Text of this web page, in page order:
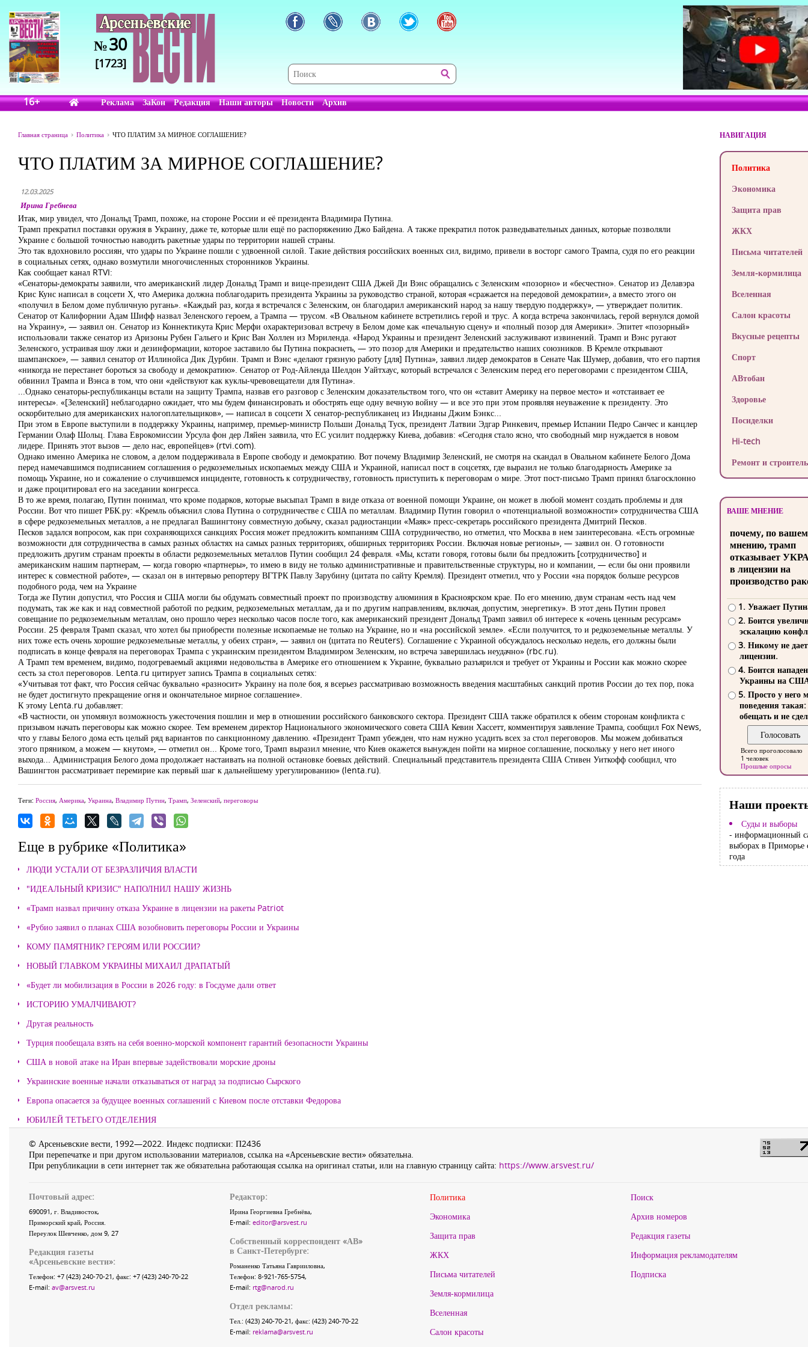
№30
[1723]
16+ Реклама ЗаКон Редакция Наши авторы Новости Архив
Главная страница Политика ЧТО ПЛАТИМ ЗА МИРНОЕ СОГЛАШЕНИЕ?
ЧТО ПЛАТИМ ЗА МИРНОЕ СОГЛАШЕНИЕ?
12.03.2025
Ирина Гребнева
Итак, мир увидел, что Дональд Трамп, похоже, на стороне России и её президента Владимира Путина.
Трамп прекратил поставки оружия в Украину, даже те, которые шли ещё по распоряжению Джо Байдена. А также прекратил поток разведывательных данных, которые позволяли
Украине с большой точностью наводить ракетные удары по территории нашей страны.
Это так вдохновило россиян, что удары по Украине пошли с удвоенной силой. Такие действия российских военных сил, видимо, привели в восторг самого Трампа, судя по его реакции
в социальных сетях, однако возмутили многочисленных сторонников Украины.
Как сообщает канал RTVI:
«Сенаторы-демократы заявили, что американский лидер Дональд Трамп и вице-президент США Джей Ди Вэнс обращались с Зеленским «позорно» и «бесчестно». Сенатор из Делавэра
Крис Кунс написал в соцсети Х, что Америка должна поблагодарить президента Украины за руководство страной, которая «сражается на передовой демократии», а вместо этого он
«получил в Белом доме публичную ругань». «Каждый раз, когда я встречался с Зеленским, он благодарил американский народ за нашу твердую поддержку», — утверждает политик.
Сенатор от Калифорнии Адам Шифф назвал Зеленского героем, а Трампа — трусом. «В Овальном кабинете встретились герой и трус. А когда встреча закончилась, герой вернулся домой
на Украину», — заявил он. Сенатор из Коннектикута Крис Мерфи охарактеризовал встречу в Белом доме как «печальную сцену» и «полный позор для Америки». Эпитет «позорный»
использовали также сенатор из Аризоны Рубен Гальего и Крис Ван Холлен из Мэриленда. «Народ Украины и президент Зеленский заслуживают извинений. Трамп и Вэнс ругают
Зеленского, устраивая шоу лжи и дезинформации, которое заставило бы Путина покраснеть, — это позор для Америки и предательство наших союзников. В Кремле открывают
шампанское», — заявил сенатор от Иллинойса Дик Дурбин. Трамп и Вэнс «делают грязную работу [для] Путина», заявил лидер демократов в Сенате Чак Шумер, добавив, что его партия
«никогда не перестанет бороться за свободу и демократию». Сенатор от Род-Айленда Шелдон Уайтхаус, который встречался с Зеленским перед его переговорами с президентом США,
обвинил Трампа и Вэнса в том, что они «действуют как куклы-чревовещатели для Путина».
...Однако сенаторы-республиканцы встали на защиту Трампа, назвав его разговор с Зеленским доказательством того, что он «ставит Америку на первое место» и «отстаивает ее
интересы». «[Зеленский] неблагодарно ожидает, что мы будем финансировать и обострять еще одну вечную войну — и все это при этом проявляя неуважение к президенту. Это
оскорбительно для американских налогоплательщиков», — написал в соцсети Х сенатор-республиканец из Индианы Джим Бэнкс...
При этом в Европе выступили в поддержку Украины, например, премьер-министр Польши Дональд Туск, президент Латвии Эдгар Ринкевич, премьер Испании Педро Санчес и канцлер
Германии Олаф Шольц. Глава Еврокомиссии Урсула фон дер Ляйен заявила, что ЕС усилит поддержку Киева, добавив: «Сегодня стало ясно, что свободный мир нуждается в новом
лидере. Принять этот вызов — дело нас, европейцев» (rtvi.com).
Однако именно Америка не словом, а делом поддерживала в Европе свободу и демократию. Вот почему Владимир Зеленский, не смотря на скандал в Овальном кабинете Белого Дома
перед намечавшимся подписанием соглашения о редкоземельных ископаемых между США и Украиной, написал пост в соцсетях, где выразил не только благодарность Америке за
помощь Украине, но и сожаление о случившемся инциденте, готовность к сотрудничеству, готовность приступить к переговорам о мире. Этот пост-письмо Трамп принял благосклонно
и даже процитировал его на заседании конгресса.
В то же время, полагаю, Путин понимал, что кроме подарков, которые высыпал Трамп в виде отказа от военной помощи Украине, он может в любой момент создать проблемы и для
России. Вот что пишет РБК.ру: «Кремль объяснил слова Путина о сотрудничестве с США по металлам. Владимир Путин говорил о «потенциальной возможности» сотрудничества США
в сфере редкоземельных металлов, а не предлагал Вашингтону совместную добычу, сказал радиостанции «Маяк» пресс-секретарь российского президента Дмитрий Песков.
Песков задался вопросом, как при сохраняющихся санкциях Россия может предложить компаниям США сотрудничество, но отметил, что Москва в нем заинтересована. «Есть огромные
возможности для сотрудничества в самых разных областях на самых разных территориях, обширных территориях России. Включая новые регионы», — заявил он. О готовности
предложить другим странам проекты в области редкоземельных металлов Путин сообщил 24 февраля. «Мы, кстати говоря, готовы были бы предложить [сотрудничество] и
американским нашим партнерам, — когда говорю «партнеры», то имею в виду не только административные и правительственные структуры, но и компании, — если бы они проявили
интерес к совместной работе», — сказал он в интервью репортеру ВГТРК Павлу Зарубину (цитата по сайту Кремля). Президент отметил, что у России «на порядок больше ресурсов
подобного рода, чем на Украине
Тогда же Путин допустил, что Россия и США могли бы обдумать совместный проект по производству алюминия в Красноярском крае. По его мнению, двум странам «есть над чем
подумать, так же как и над совместной работой по редким, редкоземельных металлам, да и по другим направлениям, включая, допустим, энергетику». В этот день Путин провел
совещание по редкоземельным металлам, оно прошло через несколько часов после того, как американский президент Дональд Трамп заявил об интересе к «очень ценным ресурсам»
России. 25 февраля Трамп сказал, что хотел бы приобрести полезные ископаемые не только на Украине, но и «на российской земле». «Если получится, то и редкоземельные металлы. У
них тоже есть очень хорошие редкоземельные металлы, у обеих стран», — заявил он (цитата по Reuters). Соглашение с Украиной обсуждалось несколько недель, его должны были
подписать в конце февраля на переговорах Трампа с украинским президентом Владимиром Зеленским, но встреча завершилась неудачно» (rbc.ru).
А Трамп тем временем, видимо, подогреваемый акциями недовольства в Америке его отношением к Украине, буквально разъярился и требует от Украины и России как можно скорее
сесть за стол переговоров. Lenta.ru цитирует запись Трампа в социальных сетях:
«Учитывая тот факт, что Россия сейчас буквально «разносит» Украину на поле боя, я всерьез рассматриваю возможность введения масштабных санкций против России до тех пор, пока
не будет достигнуто прекращение огня и окончательное мирное соглашение».
К этому Lenta.ru добавляет:
«В частности, он упомянул возможность ужесточения пошлин и мер в отношении российского банковского сектора. Президент США также обратился к обеим сторонам конфликта с
призывом начать переговоры как можно скорее. Тем временем директор Национального экономического совета США Кевин Хассетт, комментируя заявление Трампа, сообщил Fox News,
что у главы Белого дома есть целый ряд вариантов по санкционному давлению. «Президент Трамп убежден, что нам нужно усадить всех за стол переговоров. Мы можем добиваться
этого пряником, а можем — кнутом», — отметил он... Кроме того, Трамп выразил мнение, что Киев окажется вынужден пойти на мирное соглашение, поскольку у него нет иного
выхода... Администрация Белого дома продолжает настаивать на полной остановке боевых действий. Специальный представитель президента США Стивен Уиткофф сообщил, что
Вашингтон рассматривает перемирие как первый шаг к дальнейшему урегулированию» (lenta.ru).
Теги: Россия, Америка, Украина, Владимир Путин, Трамп, Зеленский, переговоры
Еще в рубрике «Политика»
ЛЮДИ УСТАЛИ ОТ БЕЗРАЗЛИЧИЯ ВЛАСТИ
"ИДЕАЛЬНЫЙ КРИЗИС" НАПОЛНИЛ НАШУ ЖИЗНЬ
«Трамп назвал причину отказа Украине в лицензии на ракеты Patriot
«Рубио заявил о планах США возобновить переговоры России и Украины
КОМУ ПАМЯТНИК? ГЕРОЯМ ИЛИ РОССИИ?
НОВЫЙ ГЛАВКОМ УКРАИНЫ МИХАИЛ ДРАПАТЫЙ
«Будет ли мобилизация в России в 2026 году: в Госдуме дали ответ
ИСТОРИЮ УМАЛЧИВАЮТ?
Другая реальность
Турция пообещала взять на себя военно-морской компонент гарантий безопасности Украины
США в новой атаке на Иран впервые задействовали морские дроны
Украинские военные начали отказываться от наград за подписью Сырского
Европа опасается за будущее военных соглашений с Киевом после отставки Федорова
ЮБИЛЕЙ ТЕТЬЕГО ОТДЕЛЕНИЯ
НАВИГАЦИЯ
Политика
Экономика
Защита прав
ЖКХ
Письма читателей
Земля-кормилица
Вселенная
Салон красоты
Вкусные рецепты
Спорт
АВтобан
Здоровье
Посиделки
Hi-tech
Ремонт и
ВАШЕ МНЕНИЕ
почему, по
мнению, трамп
отказывает
в лицензии на
производство
1. Уважает
2. Боится
эскалацию
3. Никому не
лицензии.
4. Боится
Украины на
5. Просто у него
поведения такая:
обещать и не
Всего проголосовало
1 человек
Прошлые опросы
Наши
Суды и выборы
- информационный
выборах в Приморье
года
© Арсеньевские вести, 1992—2022. Индекс подписки: П2436
При перепечатке и при другом использовании материалов, ссылка на «Арсеньевские вести» обязательна.
При републикации в сети интернет так же обязательна работающая ссылка на оригинал статьи, или на главную страницу сайта: https://www.arsvest.ru/
Почтовый адрес:
690091, г. Владивосток,
Приморский край, Россия.
Переулок Шевченко, дом 9, 27
Редакция газеты
«Арсеньевские вести»:
Телефон: +7 (423) 240-70-21, факс: +7 (423) 240-70-22
E-mail: av@arsvest.ru
Редактор:
Ирина Георгиевна Гребнёва,
E-mail: editor@arsvest.ru
Собственный корреспондент «АВ»
в Санкт-Петербурге:
Романенко Татьяна Гаврииловна,
Телефон: 8-921-765-5754,
E-mail: rtg@narod.ru
Отдел рекламы:
Тел.: (423) 240-70-21, факс: (423) 240-70-22
E-mail: reklama@arsvest.ru
Политика
Экономика
Защита прав
ЖКХ
Письма читателей
Земля-кормилица
Вселенная
Салон красоты
Поиск
Архив номеров
Редакция газеты
Информация рекламодателям
Подписка